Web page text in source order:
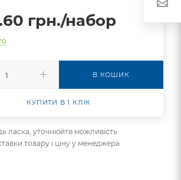
грн./набор
В КОШИК
КУПИТИ В 1 КЛІК
ласка, уточнюйте можливість
товару і ціну у менеджера